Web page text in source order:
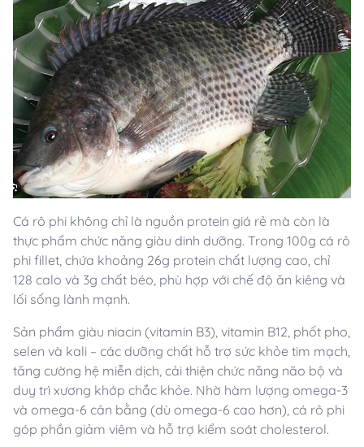
Cá rô phi không chỉ là nguồn protein giá rẻ mà còn là
thực phẩm chức năng giàu dinh dưỡng. Trong 100g cá rô
phi fillet, chứa khoảng 26g protein chất lượng cao, chỉ
128 calo và 3g chất béo, phù hợp với chế độ ăn kiêng và
lối sống lành mạnh.
Sản phẩm giàu niacin (vitamin B3), vitamin B12, phốt pho,
selen và kali – các dưỡng chất hỗ trợ sức khỏe tim mạch,
tăng cường hệ miễn dịch, cải thiện chức năng não bộ và
duy trì xương khớp chắc khỏe. Nhờ hàm lượng omega-3
và omega-6 cân bằng (dù omega-6 cao hơn), cá rô phi
góp phần giảm viêm và hỗ trợ kiểm soát cholesterol.